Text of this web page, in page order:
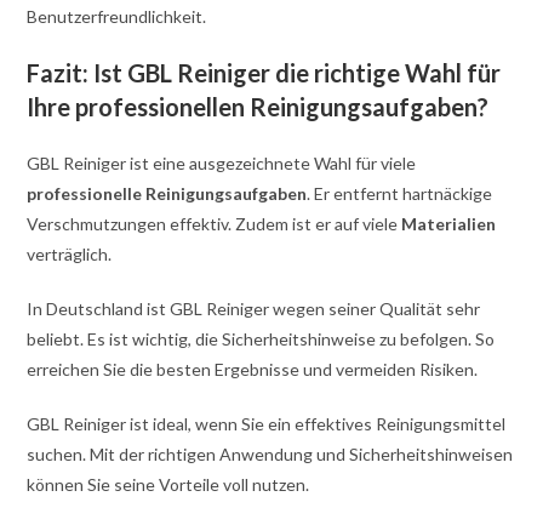
Benutzerfreundlichkeit.
Fazit: Ist GBL Reiniger die richtige Wahl für
Ihre professionellen Reinigungsaufgaben?
GBL Reiniger ist eine ausgezeichnete Wahl für viele
professionelle Reinigungsaufgaben. Er entfernt hartnäckige
Verschmutzungen effektiv. Zudem ist er auf viele Materialien
verträglich.
In Deutschland ist GBL Reiniger wegen seiner Qualität sehr
beliebt. Es ist wichtig, die Sicherheitshinweise zu befolgen. So
erreichen Sie die besten Ergebnisse und vermeiden Risiken.
GBL Reiniger ist ideal, wenn Sie ein effektives Reinigungsmittel
suchen. Mit der richtigen Anwendung und Sicherheitshinweisen
können Sie seine Vorteile voll nutzen.